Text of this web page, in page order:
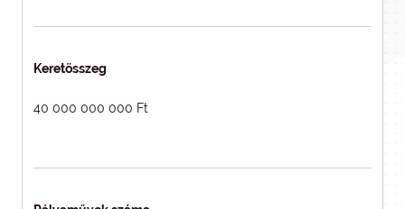
Keretösszeg
40 000 000 000 Ft